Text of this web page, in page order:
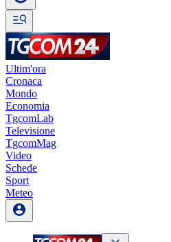
Ultim'ora
Cronaca
Mondo
Economia
TgcomLab
Televisione
TgcomMag
Video
Schede
Sport
Meteo